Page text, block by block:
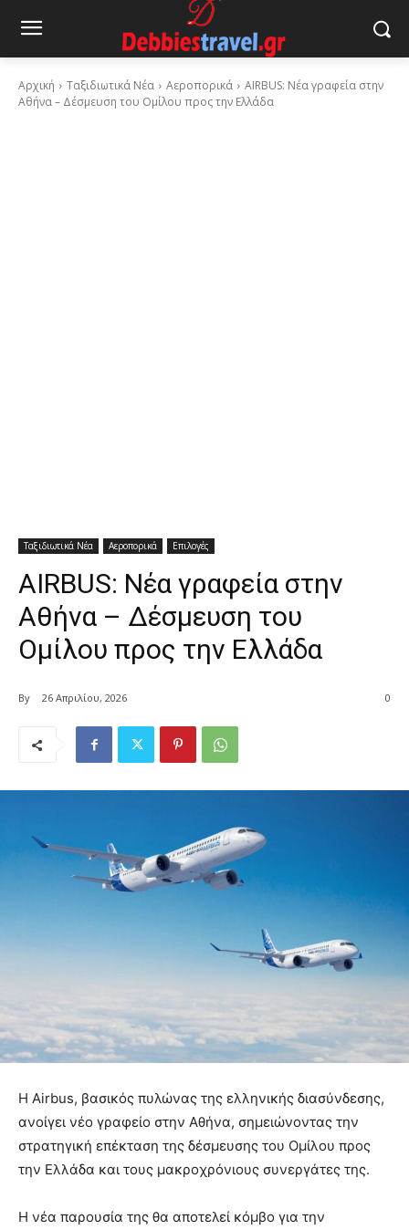
Αρχική Ταξιδιωτικά Νέα Αεροπορικά
AIRBUS: Νέα γραφεία στην
Αθήνα – Δέσμευση του Ομίλου προς την Ελλάδα
Ταξιδιωτικά Νέα Αεροπορικά Επιλογές
AIRBUS: Νέα γραφεία στην
Αθήνα – Δέσμευση του
Ομίλου προς την Ελλάδα
By 26 Απριλίου, 2026 0
Η Airbus, βασικός πυλώνας της ελληνικής διασύνδεσης,
ανοίγει νέο γραφείο στην Αθήνα, σημειώνοντας την
στρατηγική επέκταση της δέσμευσης του Ομίλου προς
την Ελλάδα και τους μακροχρόνιους συνεργάτες της.
Η νέα παρουσία της θα αποτελεί κόμβο για την